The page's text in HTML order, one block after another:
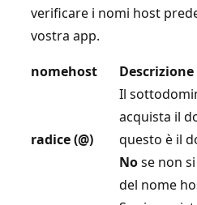
verificare i nomi host
vostra app.
nomehost
Descrizione
radice (@)
Il
acquista il
questo è il
Nose non
del nome